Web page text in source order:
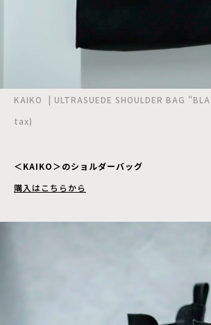
KAIKO | ULTRASUEDE SHOULDER BAG
tax)
＜KAIKO＞のショルダーバッグ
購入はこちらから